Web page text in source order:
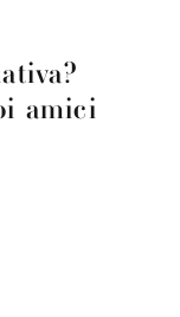
amici